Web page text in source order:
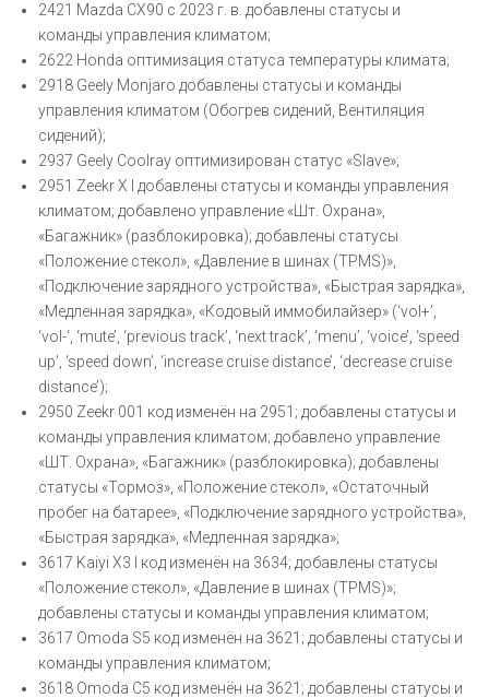
2421 Mazda CX90 с 2023 г. в. добавлены статусы и
команды управления климатом;
2622 Honda оптимизация статуса температуры климата;
2918 Geely Monjaro добавлены статусы и команды
управления климатом (Обогрев сидений, Вентиляция
сидений);
2937 Geely Coolray оптимизирован статус «Slave»;
2951 Zeekr X I добавлены статусы и команды управления
климатом; добавлено управление «Шт. Охрана»,
«Багажник» (разблокировка); добавлены статусы
«Положение стекол», «Давление в шинах (TPMS)»,
«Подключение зарядного устройства», «Быстрая зарядка»,
«Медленная зарядка», «Кодовый иммобилайзер» (‘vol+’,
‘vol-‘, ‘mute’, ‘previous track’, ‘next track’, ‘menu’, ‘voice’, ‘speed
up’, ‘speed down’, ‘increase cruise distance’, ‘decrease cruise
distance’);
2950 Zeekr 001 код изменён на 2951; добавлены статусы и
команды управления климатом; добавлено управление
«ШТ. Охрана», «Багажник» (разблокировка); добавлены
статусы «Тормоз», «Положение стекол», «Остаточный
пробег на батарее», «Подключение зарядного устройства»,
«Быстрая зарядка», «Медленная зарядка»;
3617 Kaiyi X3 I код изменён на 3634; добавлены статусы
«Положение стекол», «Давление в шинах (TPMS)»;
добавлены статусы и команды управления климатом;
3617 Omoda S5 код изменён на 3621; добавлены статусы и
команды управления климатом;
3618 Omoda С5 код изменён на 3621; добавлены статусы и